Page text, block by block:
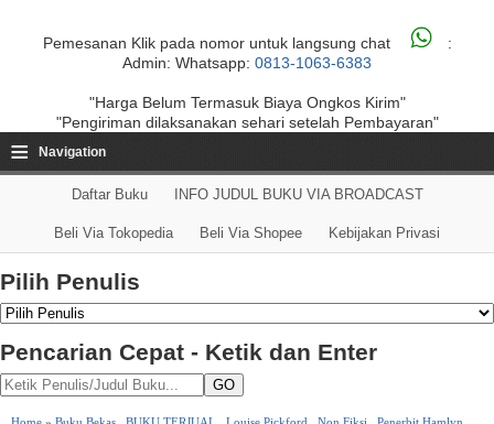
Pemesanan Klik pada nomor untuk langsung chat
:
Admin: Whatsapp: 0813-1063-6383
"Harga Belum Termasuk Biaya Ongkos Kirim"
"Pengiriman dilaksanakan sehari setelah Pembayaran"
≡ Navigation
Daftar Buku INFO JUDUL BUKU VIA BROADCAST
Beli Via Tokopedia Beli Via Shopee Kebijakan Privasi
Pilih Penulis
Pencarian Cepat - Ketik dan Enter
GO